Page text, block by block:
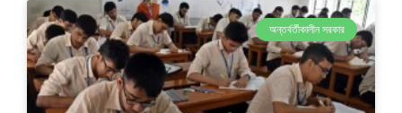
অন্তর্বর্তীকালীন সরকার